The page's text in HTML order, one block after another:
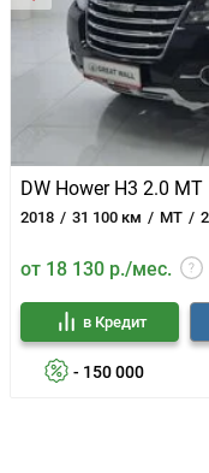
DW Hower H3 2.0 MT
2018 31 100 км MT
от 18 130 р./мес.
- 150 000
в Кредит